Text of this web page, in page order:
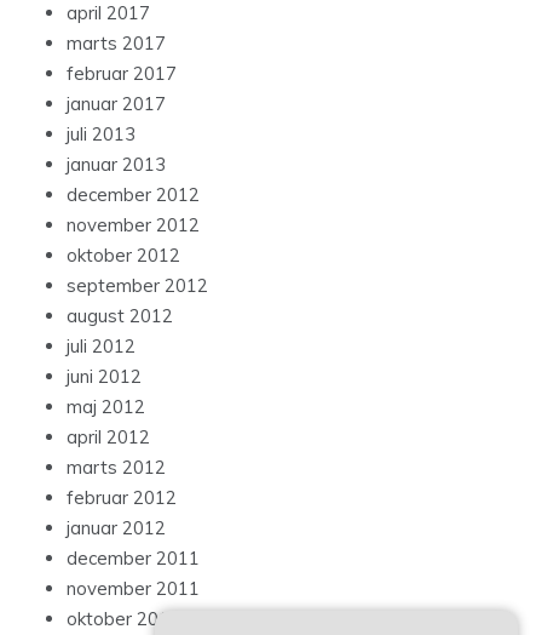
april 2017
marts 2017
februar 2017
januar 2017
juli 2013
januar 2013
december 2012
november 2012
oktober 2012
september 2012
august 2012
juli 2012
juni 2012
maj 2012
april 2012
marts 2012
februar 2012
januar 2012
december 2011
november 2011
oktober 2011